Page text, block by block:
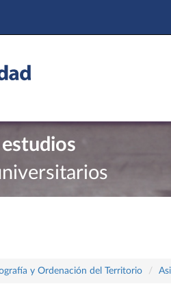
estudios
y Ordenación del Territorio